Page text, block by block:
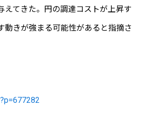
えてきた。円の調達コストが上昇す
動きが強まる可能性があると指摘さ